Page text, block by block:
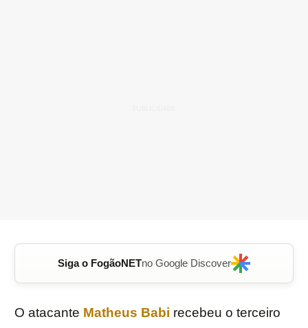
Siga o FogãoNETno Google Discover
O atacante Matheus Babi recebeu o terceiro